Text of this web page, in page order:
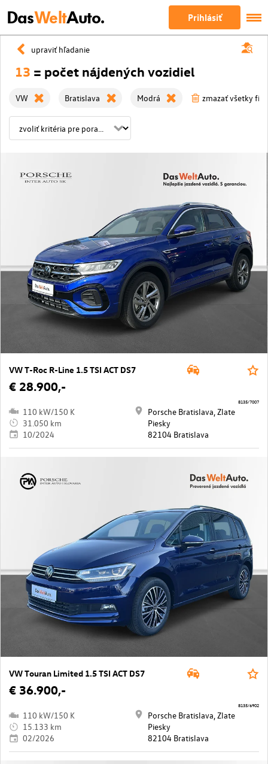
DasWeltAuto. Prihlásiť
upraviť hľadanie
13 = počet nájdených vozidiel
VW Bratislava Modrá zmazať všetky
VW T-Roc R-Line 1.5 TSI ACT DS7
€ 28.900,-
110 kW/150 K
31.050 km
10/2024
Porsche Bratislava, Zlate
Piesky
82104 Bratislava
8135/7007
VW Touran Limited 1.5 TSI ACT DS7
€ 36.900,-
110 kW/150 K
15.133 km
02/2026
Porsche Bratislava, Zlate
Piesky
82104 Bratislava
8135/6902